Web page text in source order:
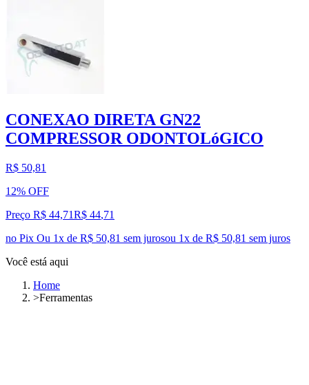
CONEXAO DIRETA GN22
COMPRESSOR ODONTOLóGICO
R$ 50,81
12% OFF
Preço R$ 44,71R$ 44,71
no Pix Ou 1x de R$ 50,81 sem jurosou 1x de R$ 50,81 sem juros
Você está aqui
Home
>Ferramentas